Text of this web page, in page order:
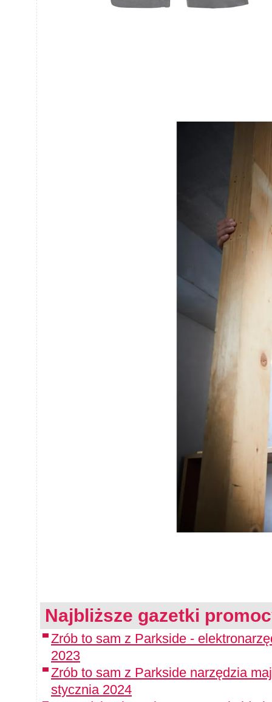
Najbliższe gazetki
Zrób to sam z Parkside -
2023
Zrób to sam z Parkside narzędzia
stycznia 2024